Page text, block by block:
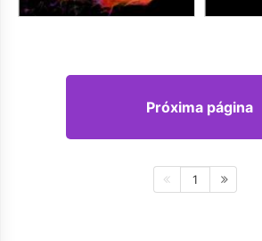
Próxima página
1